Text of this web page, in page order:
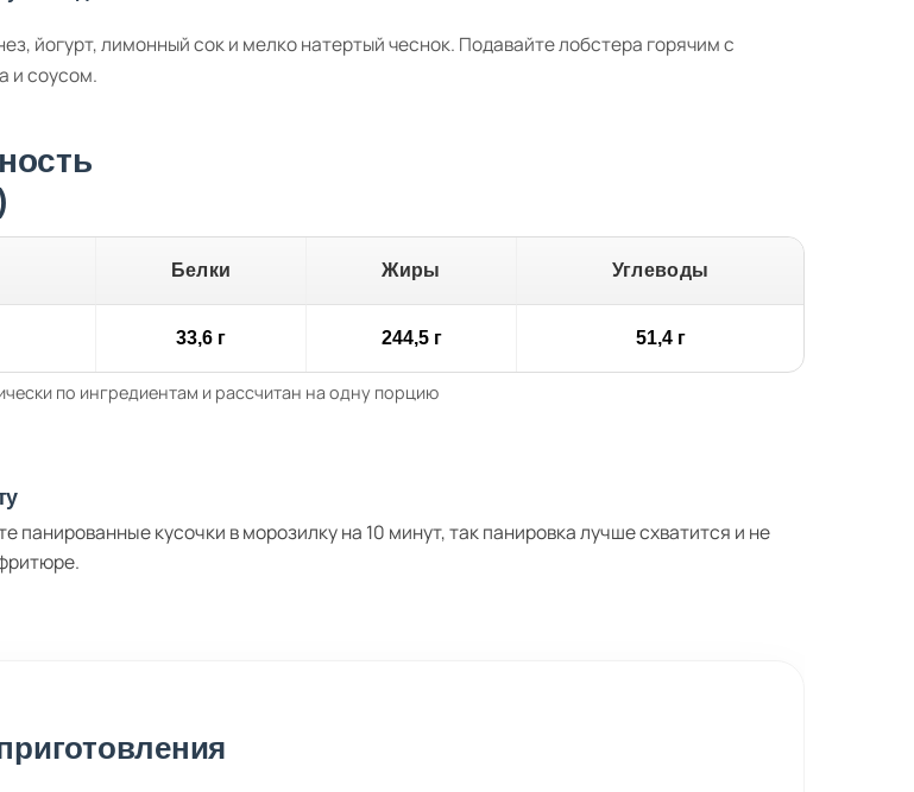
йогурт, лимонный сок и мелко натертый чеснок. Подавайте лобстера горячим с
и соусом.
Белки Жиры Углеводы
33,6 г 244,5 г 51,4 г
по ингредиентам и рассчитан на одну порцию
панированные кусочки в морозилку на 10 минут, так панировка лучше схватится и не